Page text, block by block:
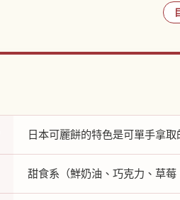
日本可麗餅的特色是可單手拿
甜食系（鮮奶油、巧克力、草